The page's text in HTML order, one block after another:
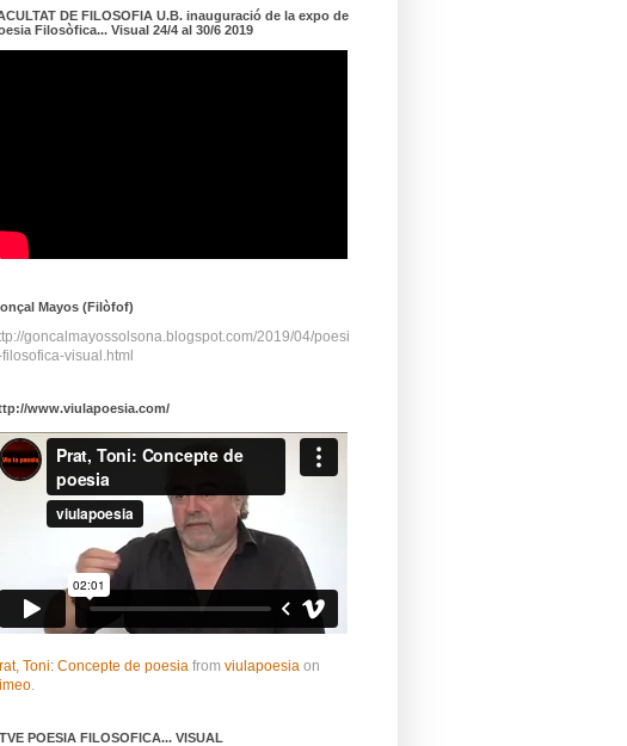
DE FILOSOFIA U.B. inauguració de la expo de
Filosòfica... Visual 24/4 al 30/6 2019
Mayos (Filòfof)
goncalmayossolsona.blogspot.com/2019/04/poesi
visual.html
www.viulapoesia.com/
Toni: Concepte de poesia from viulapoesia on
.
POESIA FILOSOFICA... VISUAL